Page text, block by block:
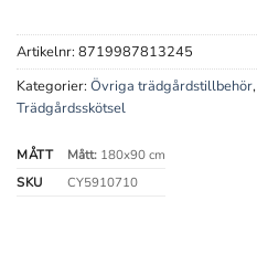
Artikelnr: 8719987813245
Kategorier: Övriga trädgårdstillbehör,
Trädgårdsskötsel
MÅTT Mått:180x90 cm
SKU
CY5910710